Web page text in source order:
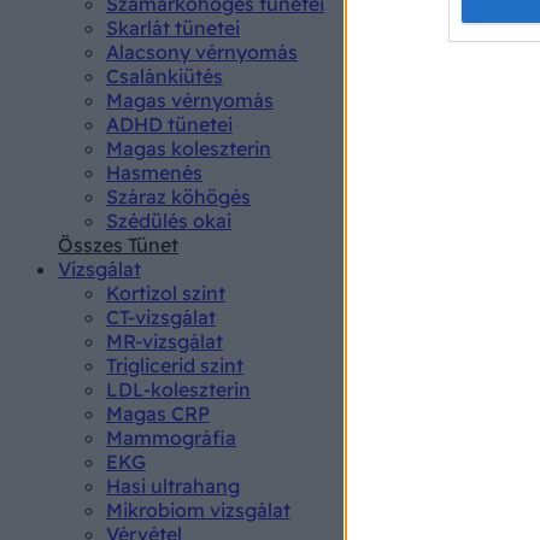
Skarlát tünetei
Alacsony vérnyomás
Csalánkiütés
Magas vérnyomás
ADHD tünetei
Magas koleszterin
Hasmenés
Száraz köhögés
Szédülés okai
Összes Tünet
Vizsgálat
Kortizol szint
CT-vizsgálat
MR-vizsgálat
Triglicerid szint
LDL-koleszterin
Magas CRP
Mammográfia
EKG
Hasi ultrahang
Mikrobiom vizsgálat
Vérvétel